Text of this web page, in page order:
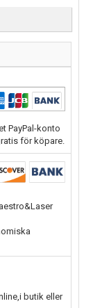
PayPal-konto
för köpare.
butik eller